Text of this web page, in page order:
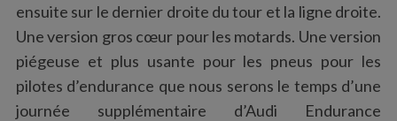
ensuite sur le dernier droite du tour et la ligne droite.
Une version gros cœur pour les motards. Une version
piégeuse et plus usante pour les pneus pour les
pilotes d’endurance que nous serons le temps d’une
journée supplémentaire d’Audi Endurance